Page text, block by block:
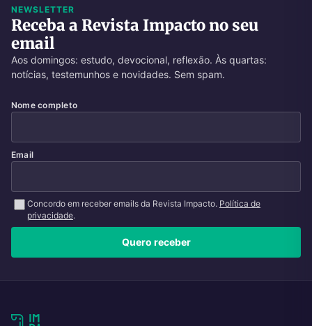
NEWSLETTER
Receba a Revista Impacto no seu
email
Aos domingos: estudo, devocional, reflexão. Às quartas:
notícias, testemunhos e novidades. Sem spam.
Nome completo
Email
Concordo em receber emails da Revista Impacto. Política de
privacidade.
Quero receber